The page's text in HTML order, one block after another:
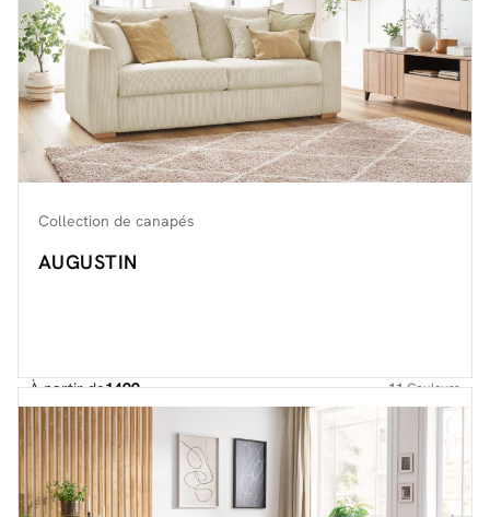
Collection de canapés
AUGUSTIN
À partir de1499.- 11Couleurs
Découvrir toute la collection